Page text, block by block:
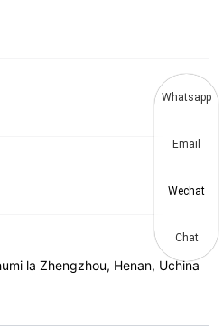
la Zhengzhou, Henan, Uchina
Whatsapp
Email
Wechat
Chat